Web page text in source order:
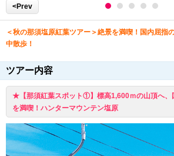
<Prev
＜秋の那須塩原紅葉ツアー＞絶景を満喫！国内屈指
中散歩！
ツアー内容
★【那須紅葉スポット①】標高1,600ｍの山頂へ、
を満喫！ハンターマウンテン塩原